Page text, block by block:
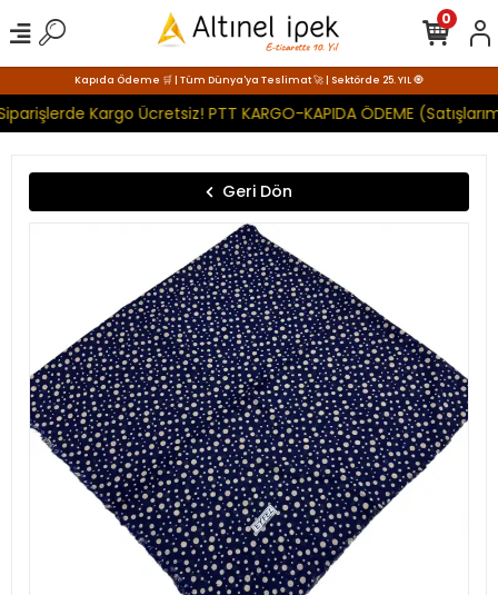
Kapıda Ödeme 🛒 | Tüm Dünya'ya Teslimat 🚀 | Sektörde 25. YIL 🧿
Kargo Ücretsiz! PTT KARGO-KAPIDA ÖDEME
0
Geri Dön